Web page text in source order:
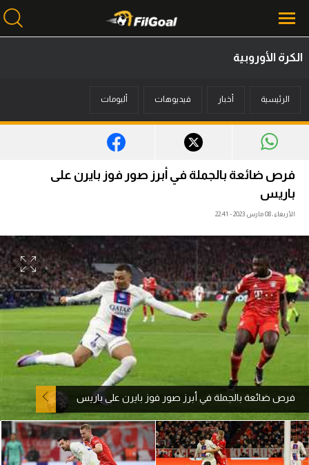
أخبار
ميركاتو
فانتازي في الجول
مسابقة التوقعات
فيديوهات
عدسات
آراء حرة
ركن الألعاب
بطولات
أمريكا 2026
الدوري المصري
الكرة الأوروبية
الرئيسية أخبار فيديوهات ألبومات
فرص ضائعة بالجملة في أبرز صور فوز بايرن على
باريس
الأربعاء، 08 مارس 2023 - 22:41
فرص ضائعة بالجملة في أبرز صور فوز بايرن على باريس